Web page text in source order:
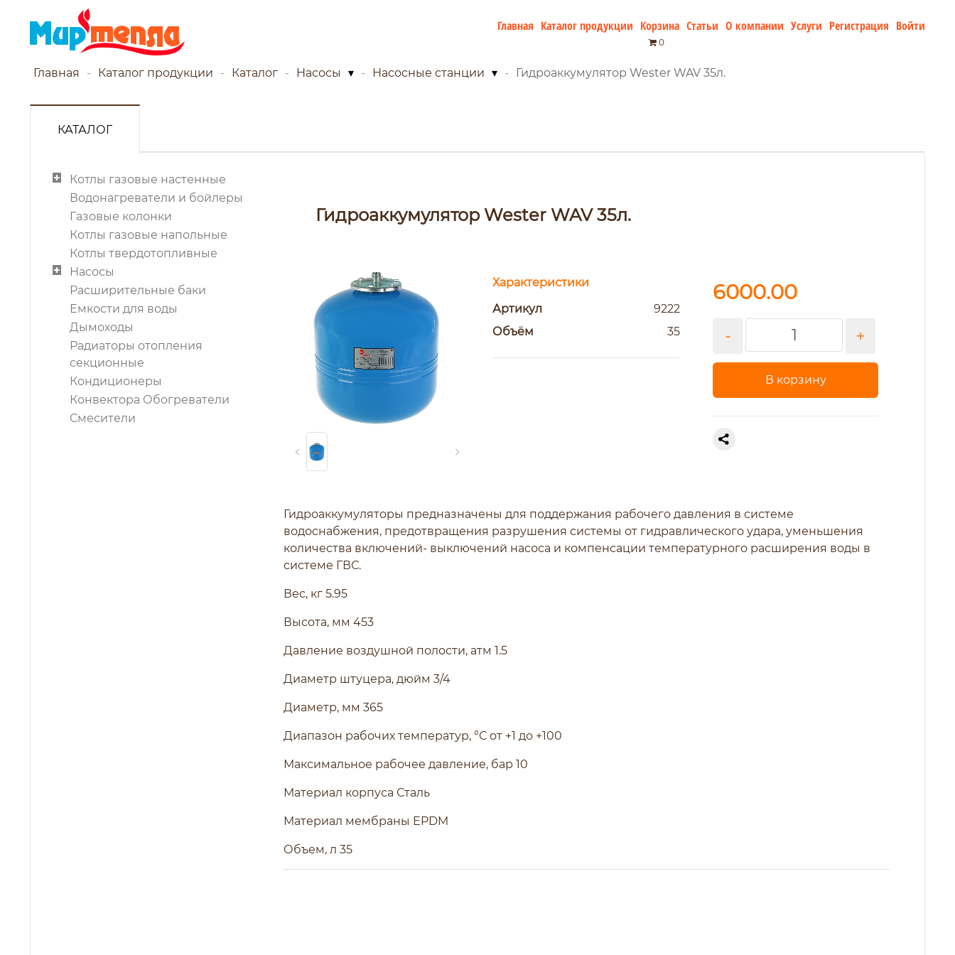
Главная Каталог продукции Корзина
0
Статьи О компании Услуги Регистрация Войти
Главная Каталог продукции Каталог Насосы ▾ Насосные станции ▾ Гидроаккумулятор Wester WAV 35л.
КАТАЛОГ
Котлы газовые настенные
Водонагреватели и бойлеры
Газовые колонки
Котлы газовые напольные
Котлы твердотопливные
Насосы
Расширительные баки
Емкости для воды
Дымоходы
Радиаторы отопления
секционные
Кондиционеры
Конвектора Обогреватели
Смесители
Гидроаккумулятор Wester WAV 35л.
Характеристики
Артикул
9222
Объём
35
6000.00
- +
В корзину
Гидроаккумуляторы предназначены для поддержания рабочего давления в системе
водоснабжения, предотвращения разрушения системы от гидравлического удара, уменьшения
количества включений- выключений насоса и компенсации температурного расширения воды в
системе ГВС.
Вес, кг 5.95
Высота, мм 453
Давление воздушной полости, атм 1.5
Диаметр штуцера, дюйм 3/4
Диаметр, мм 365
Диапазон рабочих температур, °С от +1 до +100
Максимальное рабочее давление, бар 10
Материал корпуса Сталь
Материал мембраны EPDM
Объем, л 35